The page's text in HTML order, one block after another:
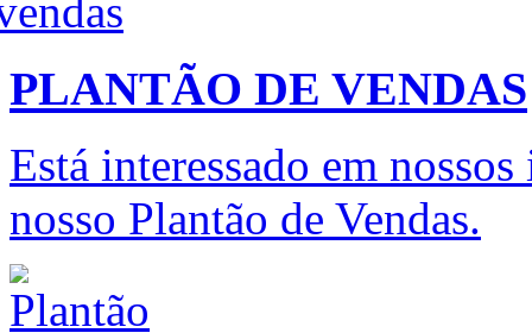
PLANTÃO DE VENDAS
Está interessado em
nosso Plantão de Vendas.